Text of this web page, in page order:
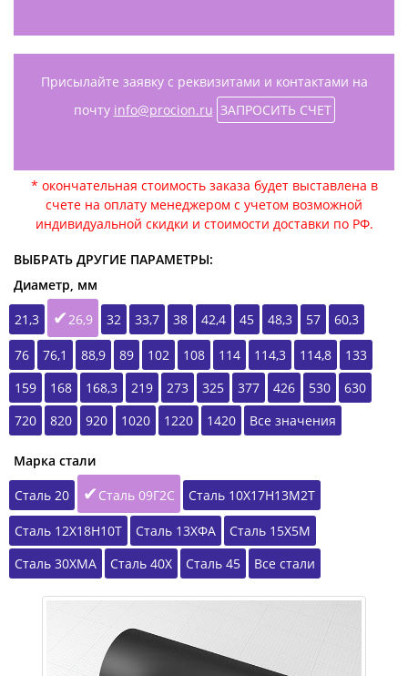
Присылайте заявку с реквизитами и контактами на
почту info@procion.ru ЗАПРОСИТЬ СЧЕТ
* окончательная стоимость заказа будет выставлена в
счете на оплату менеджером с учетом возможной
индивидуальной скидки и стоимости доставки по РФ.
ВЫБРАТЬ ДРУГИЕ ПАРАМЕТРЫ:
Диаметр, мм
21,3
26,9 32 33,7 38 42,4 45 48,3 57 60,3
76 76,1 88,9 89 102 108 114 114,3 114,8
133
159
168 168,3 219 273 325 377 426 530
630
720
820 920 1020 1220 1420 Все значения
Марка стали
Сталь 20
Сталь 09Г2С Сталь 10Х17Н13М2Т
Сталь 12Х18Н10Т Сталь 13ХФА
Сталь 15Х5М
Сталь 30ХМА
Сталь 40Х Сталь 45 Все стали